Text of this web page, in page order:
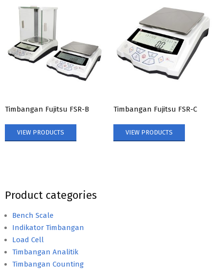
Timbangan Fujitsu FSR-B
VIEW PRODUCTS
Timbangan Fujitsu FSR-C
VIEW PRODUCTS
Product categories
Bench Scale
Indikator Timbangan
Load Cell
Timbangan Analitik
Timbangan Counting